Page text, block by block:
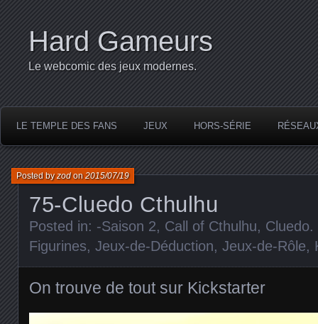
Hard Gameurs
Le webcomic des jeux modernes.
LE TEMPLE DES FANS JEUX HORS-SÉRIE
75-Cluedo Cthulhu
Posted byzodon2015/07/19
Posted in: -Saison 2, Call of Cthulhu, Cluedo.
Figurines, Jeux-de-Déduction, Jeux-de-Rôle,
On trouve de tout sur Kickstarter